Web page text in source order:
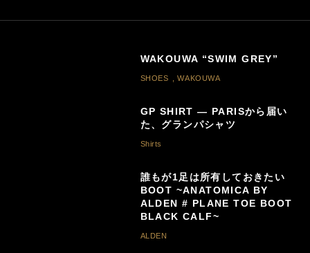
WAKOUWA “SWIM GREY”
SHOES ,WAKOUWA
GP SHIRT — PARISから届い
た、グランパシャツ
Shirts
誰もが1足は所有しておきたい
BOOT ~ANATOMICA BY
ALDEN # PLANE TOE BOOT
BLACK CALF~
ALDEN